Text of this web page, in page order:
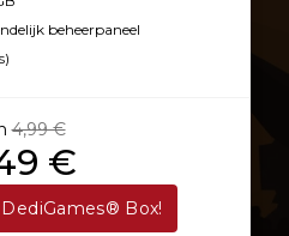
beheerpaneel
4,99 €
€
Box!